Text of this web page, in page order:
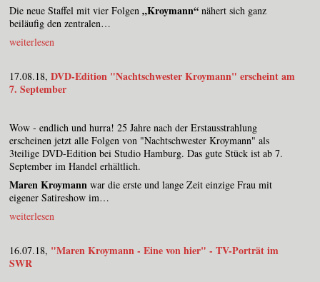
Die neue Staffel mit vier Folgen „Kroymann“ nähert sich ganz
beiläufig den zentralen…
weiterlesen
17.08.18, DVD-Edition "Nachtschwester Kroymann" erscheint am
7. September
Wow - endlich und hurra! 25 Jahre nach der Erstausstrahlung
erscheinen jetzt alle Folgen von "Nachtschwester Kroymann" als
3teilige DVD-Edition bei Studio Hamburg. Das gute Stück ist ab 7.
September im Handel erhältlich.
Maren Kroymann war die erste und lange Zeit einzige Frau mit
eigener Satireshow im…
weiterlesen
16.07.18, "Maren Kroymann - Eine von hier" - TV-Porträt im
SWR